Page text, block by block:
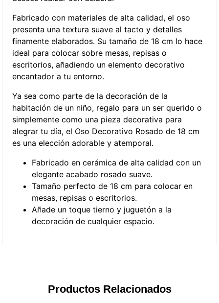
Fabricado con materiales de alta calidad, el oso
presenta una textura suave al tacto y detalles
finamente elaborados. Su tamaño de 18 cm lo hace
ideal para colocar sobre mesas, repisas o
escritorios, añadiendo un elemento decorativo
encantador a tu entorno.
Ya sea como parte de la decoración de la
habitación de un niño, regalo para un ser querido o
simplemente como una pieza decorativa para
alegrar tu día, el Oso Decorativo Rosado de 18 cm
es una elección adorable y atemporal.
Fabricado en cerámica de alta calidad con un
elegante acabado rosado suave.
Tamaño perfecto de 18 cm para colocar en
mesas, repisas o escritorios.
Añade un toque tierno y juguetón a la
decoración de cualquier espacio.
Productos Relacionados